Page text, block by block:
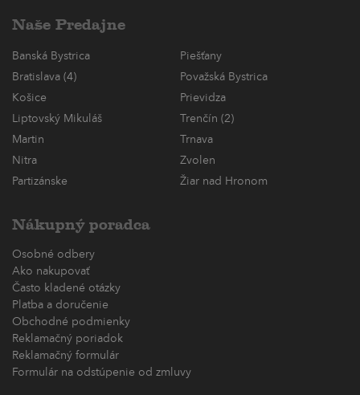
Naše Predajne
Banská Bystrica
Piešťany
Bratislava (4)
Považská Bystrica
Košice
Prievidza
Liptovský Mikuláš
Trenčín (2)
Martin
Trnava
Nitra
Zvolen
Partizánske
Žiar nad Hronom
Nákupný poradca
Osobné odbery
Ako nakupovať
Často kladené otázky
Platba a doručenie
Obchodné podmienky
Reklamačný poriadok
Reklamačný formulár
Formulár na odstúpenie od zmluvy